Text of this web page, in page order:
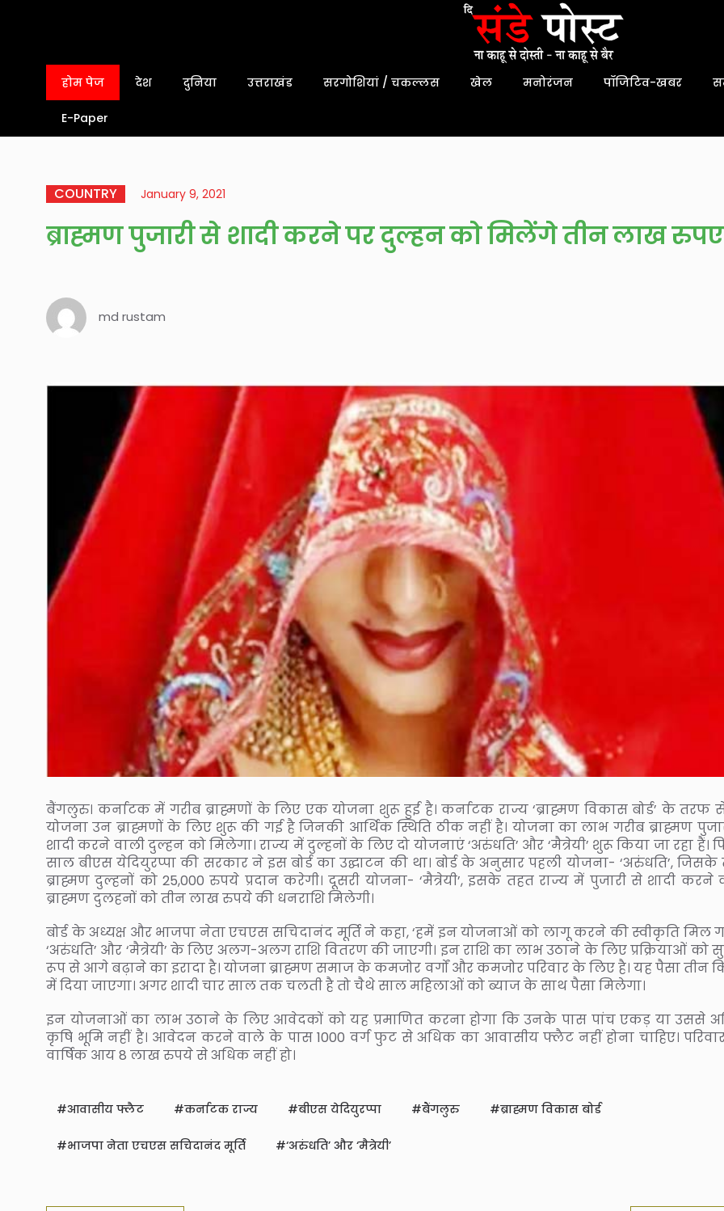
होम पेज देश दुनिया उत्तराखंड सरगोशियां / चकल्लस खेल मनोरंजन पॉजिटिव-खबर
E-Paper
COUNTRY January 9, 2021
ब्राह्मण पुजारी से शादी करने पर दुल्हन को मिलेंगे तीन लाख रुपए
md rustam
बैंगलुरु। कर्नाटक में गरीब ब्राह्मणों के लिए एक योजना शुरू हुई है। कर्नाटक राज्य ‘ब्राह्मण विकास बोर्ड’ के तरफ
योजना उन ब्राह्मणों के लिए शुरू की गई है जिनकी आर्थिक स्थिति ठीक नहीं है। योजना का लाभ गरीब ब्राह्मण
शादी करने वाली दुल्हन को मिलेगा। राज्य में दुल्हनों के लिए दो योजनाएं ‘अरुंधति’ और ‘मैत्रेयी’ शुरू किया जा रहा हैं।
साल बीएस येदियुरप्पा की सरकार ने इस बोर्ड का उद्घाटन की था। बोर्ड के अनुसार पहली योजना- ‘अरुंधति’, जिसके
ब्राह्मण दुल्हनों को 25,000 रुपये प्रदान करेगी। दूसरी योजना- ‘मैत्रेयी’, इसके तहत राज्य में पुजारी से शादी करने
ब्राह्मण दुलहनों को तीन लाख रुपये की धनराशि मिलेगी।
बोर्ड के अध्यक्ष और भाजपा नेता एचएस सचिदानंद मूर्ति ने कहा, ‘हमें इन योजनाओं को लागू करने की स्वीकृति मिल
‘अरुंधति’ और ‘मैत्रेयी’ के लिए अलग-अलग राशि वितरण की जाएगी। इन राशि का लाभ उठाने के लिए प्रक्रियाओं को
रूप से आगे बढ़ाने का इरादा है। योजना ब्राह्मण समाज के कमजोर वर्गों और कमजोर परिवार के लिए है। यह पैसा तीन
में दिया जाएगा। अगर शादी चार साल तक चलती है तो चैथे साल महिलाओं को ब्याज के साथ पैसा मिलेगा।
इन योजनाओं का लाभ उठाने के लिए आवेदकों को यह प्रमाणित करना होगा कि उनके पास पांच एकड़ या उससे
कृषि भूमि नहीं है। आवेदन करने वाले के पास 1000 वर्ग फुट से अधिक का आवासीय फ्लैट नहीं होना चाहिए।
वार्षिक आय 8 लाख रुपये से अधिक नहीं हो।
आवासीय फ्लैट कर्नाटक राज्य बीएस येदियुरप्पा बैंगलुरु ब्राह्मण विकास बोर्ड
भाजपा नेता एचएस सचिदानंद मूर्ति ‘अरुंधति’ और ‘मैत्रेयी’